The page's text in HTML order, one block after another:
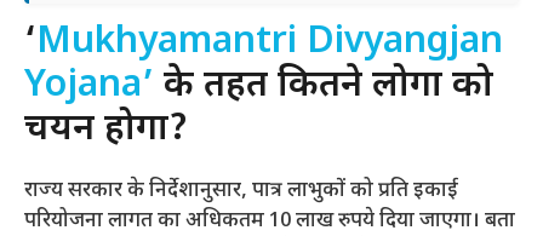
‘Mukhyamantri Divyangjan
Yojana’ के तहत कितने लोगों को
चयन होगा?
राज्य सरकार के निर्देशानुसार, पात्र लाभुकों को प्रति इकाई
परियोजना लागत का अधिकतम 10 लाख रुपये दिया जाएगा। बता